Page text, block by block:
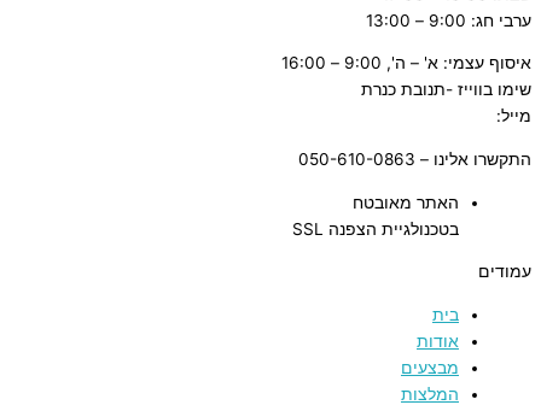
ערבי חג: 9:00 – 13:00
איסוף עצמי: א' – ה', 9:00 – 16:00
שימו בווייז -תנובת כנרת
מייל:
התקשרו אלינו – 050-610-0863
האתר מאובטח
בטכנולגיית הצפנה SSL
עמודים
בית
אודות
מבצעים
המלצות